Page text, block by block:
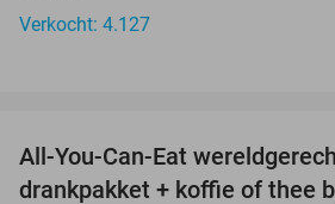
Verkocht: 4.127
All-You-Can-Eat
drankpakket + koffie of thee